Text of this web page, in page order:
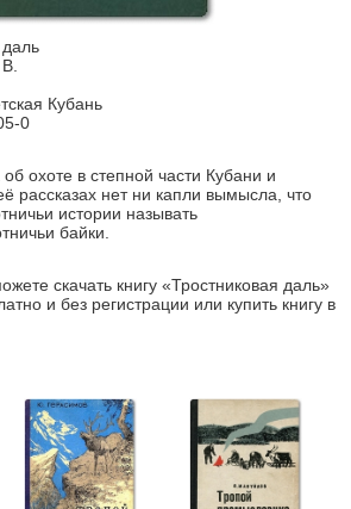
Кубань
0
об охоте в степной части Кубани и
рассказах нет ни капли вымысла, что
истории называть
байки.
скачать книгу «Тростниковая даль»
и без регистрации или купить книгу в